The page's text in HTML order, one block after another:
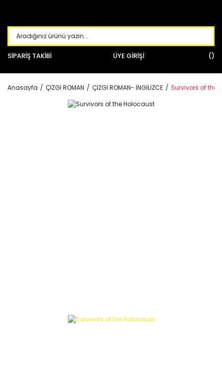
SİPARİŞ TAKİBİ ÜYE GİRİŞİ
Anasayfa ÇİZGİ ROMAN ÇİZGİ ROMAN- İNGİLİZCE Survivors of the